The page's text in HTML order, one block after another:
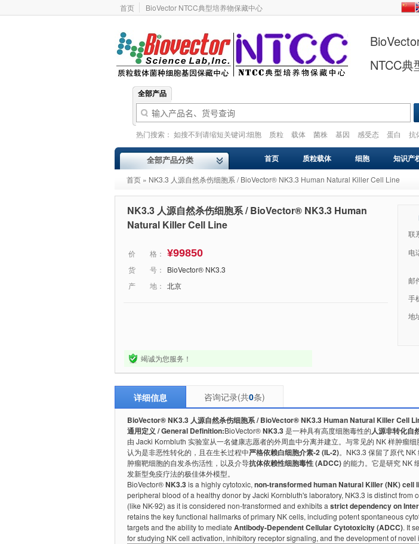
首页 BioVector NTCC典型培养物保藏中心
NTCC
全部产品
热门搜索： 如搜不到请缩短关键词:细胞 质粒 载体 菌株 基因 感受态 蛋白 抗
全部产品分类 首页 质粒载体 细胞 知识产
基因库 感受态 VIRUS
首页 » NK3.3 人源自然杀伤细胞系 / BioVector® NK3.3 Human Natural Killer Cell Line
NK3.3 人源自然杀伤细胞系 / BioVector® NK3.3 Human
Natural Killer Cell Line
价 格： ¥99850
货 号：
BioVector® NK3.3
产 地： 北京
竭诚为您服务！
联
电
邮
手
地
详细信息 咨询记录(共0条)
BioVector® NK3.3 人源自然杀伤细胞系 / BioVector® NK3.3 Human Natural Killer Cell
通用定义 / General Definition:BioVector®NK3.3是一种具有高度细胞毒性的人源非转化自
由 Jacki Kornbluth 实验室从一名健康志愿者的外周血中分离并建立。与常见的 NK 样肿瘤
认为是非恶性转化的，且在生长过程中严格依赖白细胞介素-2 (IL-2)。NK3.3 保留了原代
肿瘤靶细胞的自发杀伤活性，以及介导抗体依赖性细胞毒性 (ADCC)的能力。它是研究 NK
发新型免疫疗法的极佳体外模型。
BioVector®NK3.3is a highly cytotoxic, non-transformed human Natural Killer (NK) cell
peripheral blood of a healthy donor by Jacki Kornbluth's laboratory, NK3.3 is distinct from
(like NK-92) as it is considered non-transformed and exhibits a strict dependency on
retains the key functional hallmarks of primary NK cells, including potent spontaneous
targets and the ability to mediate Antibody-Dependent Cellular Cytotoxicity (ADCC). It
for studying NK cell activation, inhibitory receptor signaling, and the development of novel